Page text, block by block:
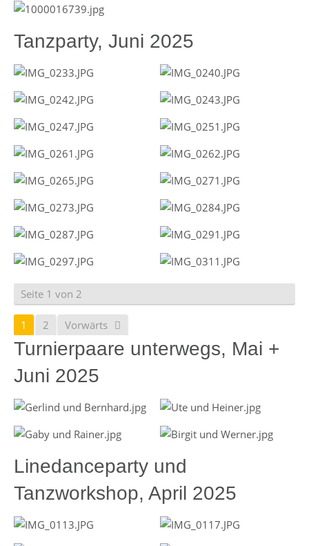
Tanzparty, Juni 2025
Seite 1 von 2
1 2 Vorwärts
Turnierpaare unterwegs, Mai +
Juni 2025
Linedanceparty und
Tanzworkshop, April 2025